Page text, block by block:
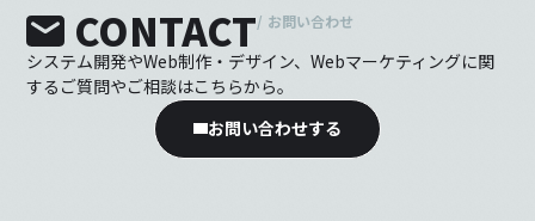
CONTACT/ お問い合わせ
システム開発やWeb制作・デザイン、Webマーケティングに関
するご質問やご相談はこちらから。
お問い合わせする